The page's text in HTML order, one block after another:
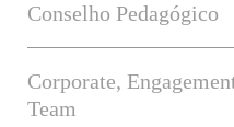
Conselho Pedagógico
Corporate,
Team